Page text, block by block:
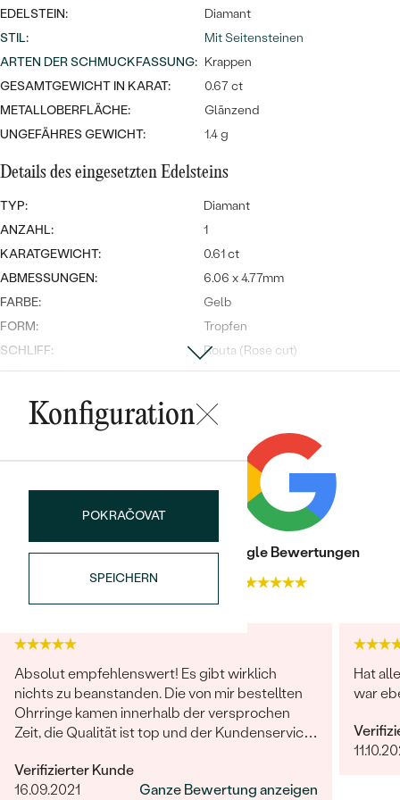
Wave Kollektion
ANSEHEN
NACH DER FARBE
NACH DER FORM
MASSGEFERTIGTER
DIAMANTEN
Bestseller
Ohrrinnge
ANSEHEN
Personalisierte
Halsketten
ANSEHEN
Meistverkaufte
Ringe
ANSEHEN
EDELSTEIN:
Diamant
STIL:
Mit Seitensteinen
ARTEN DER SCHMUCKFASSUNG: Krappen
GESAMTGEWICHT IN KARAT:
0.67 ct
METALLOBERFLÄCHE:
Glänzend
UNGEFÄHRES GEWICHT:
1.4 g
Details des eingesetzten Edelsteins
TYP:
Diamant
ANZAHL:
1
KARATGEWICHT:
0.61 ct
ABMESSUNGEN:
6.06 x 4.77mm
FARBE:
Gelb
FORM:
Tropfen
SCHLIFF:
Routa (Rose cut)
HERKUNFT:
Natürlich
Nebensteine
Lab Grown Diamant
KARATGEWICHT:
0.06 ct
ABMESSUNGEN:
1 mm (0.005ct.)
FORM:
Rund
Konfiguration
POKRAČOVAT
SPEICHERN
Trusted shop BewertungenGoogle Bewertungen
Absolut empfehlenswert! Es gibt wirklich
nichts zu beanstanden. Die von mir bestellten
Ohrringe kamen innerhalb der versprochen
Zeit, die Qualität ist top und der Kundenservice
Verifizierter Kunde
16.09.2021
Ganze Bewertung anzeigen
Hat
war